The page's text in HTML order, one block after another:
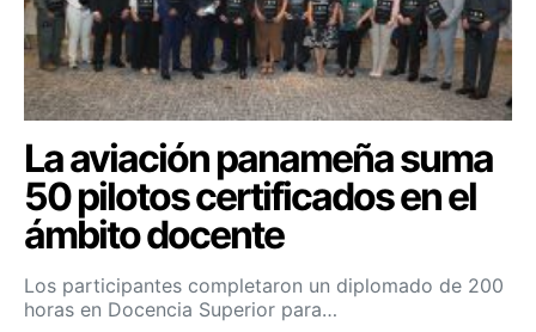
La aviación panameña suma
50 pilotos certificados en el
ámbito docente
Los participantes completaron un diplomado de 200
horas en Docencia Superior para…